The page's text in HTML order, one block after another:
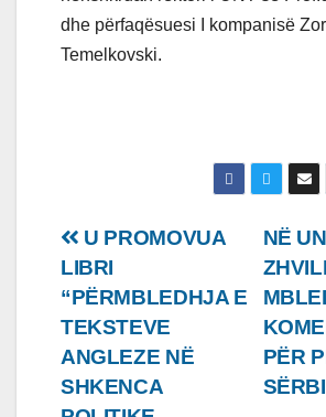
dhe përfaqësuesi I kompanisë
Temelkovski.
Lëvizje
te
postimet
NË
PËR
U PROMOVUA
LIBRI
“PËRMBLEDHJA E
TEKSTEVE
ANGLEZE NË
SHKENCA